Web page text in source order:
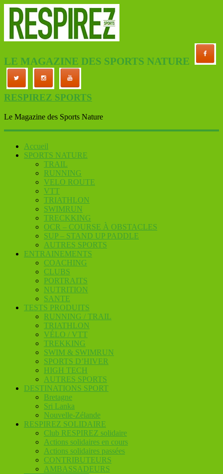
LE MAGAZINE DES SPORTS NATURE
RESPIREZ SPORTS
Le Magazine des Sports Nature
Accueil
SPORTS NATURE
TRAIL
RUNNING
VELO ROUTE
VTT
TRIATHLON
SWIMRUN
TRECKKING
OCR – COURSE À OBSTACLES
SUP – STAND UP PADDLE
AUTRES SPORTS
ENTRAINEMENTS
COACHING
CLUBS
PORTRAITS
NUTRITION
SANTE
TESTS PRODUITS
RUNNING / TRAIL
TRIATHLON
VÉLO / VTT
TREKKING
SWIM & SWIMRUN
SPORTS D’HIVER
HIGH TECH
AUTRES SPORTS
DESTINATIONS SPORT
Bretagne
Sri Lanka
Nouvelle-Zélande
RESPIREZ SOLIDAIRE
Club RESPIREZ solidaire
Actions solidaires en cours
Actions solidaires passées
CONTRIBUTEURS
AMBASSADEURS